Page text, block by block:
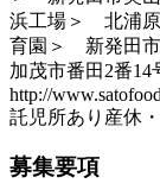
浜工場＞ 北浦原
育園＞ 新発田市
加茂市番田2番
http://
託児所あり 産休
募集要項